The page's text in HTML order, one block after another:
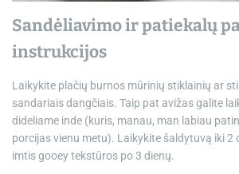
Sandėliavimo ir patiekalų
instrukcijos
Laikykite plačių burnos mūrinių stiklainių ar
sandariais dangčiais. Taip pat avižas galite
dideliame inde (kuris, manau, man labiau
porcijas vienu metu). Laikykite šaldytuvą iki 2
imtis gooey tekstūros po 3 dienų.